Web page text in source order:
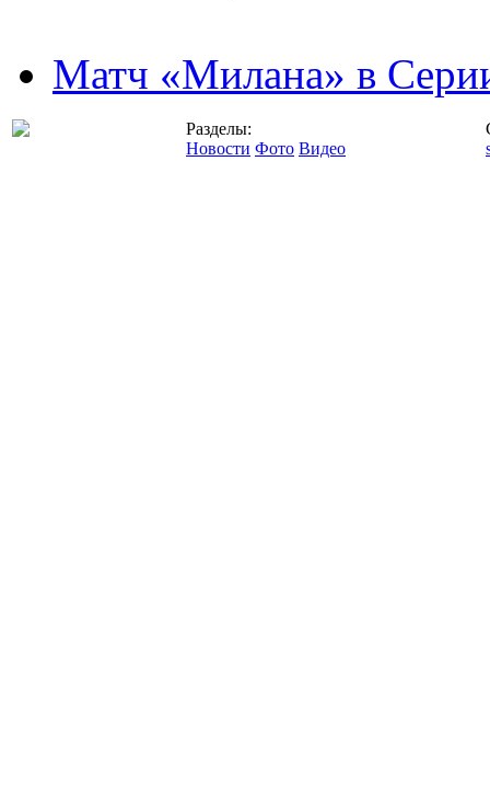
Матч «Милана» в
Разделы:
Новости Фото Видео